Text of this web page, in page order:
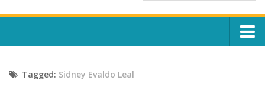
OUVIDORIA
CONTATO
Escola, Institutos e Órgãos
Tagged: Sidney Evaldo Leal